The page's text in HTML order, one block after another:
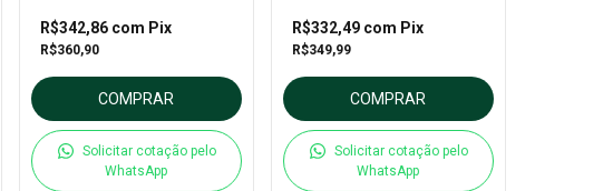
R$360,90
R$342,86 com Pix
COMPRAR
Solicitar cotação pelo
WhatsApp
R$349,99
R$332,49 com Pix
COMPRAR
Solicitar cotação pelo
WhatsApp